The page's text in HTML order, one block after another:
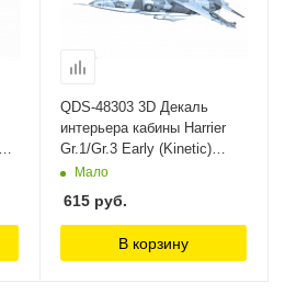
QDS-48303 3D Декаль
интерьера кабины Harrier
Gr.1/Gr.3 Early (Kinetic)
(Малая версия) Quinta
Мало
615 руб.
В корзину